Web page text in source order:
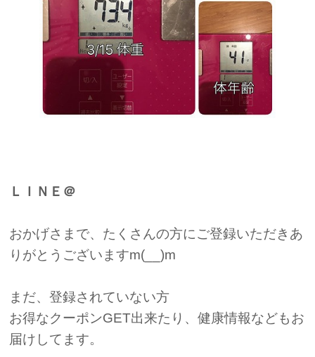
ＬＩＮＥ＠
おかげさまで、たくさんの方にご登録いただきあ
りがとうございますm(__)m
まだ、登録されていない方
お得なクーポンGET出来たり、健康情報などもお
届けしてます。